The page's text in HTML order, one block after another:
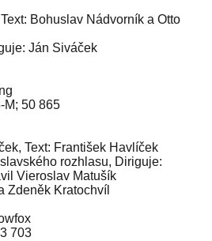
Bohuslav Nádvorník a Otto
Ján Siváček
M; 50 865
Text: František Havlíček
rozhlasu, Diriguje:
Vieroslav Matušík
Zdeněk Kratochvíl
703